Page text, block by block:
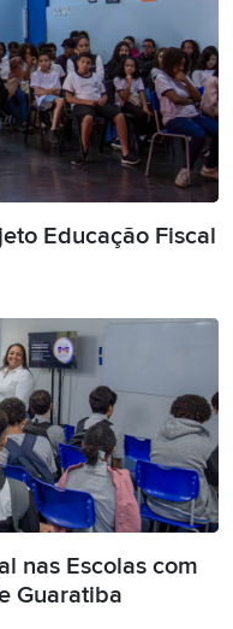
Educação Fiscal
nas Escolas com
Guaratiba